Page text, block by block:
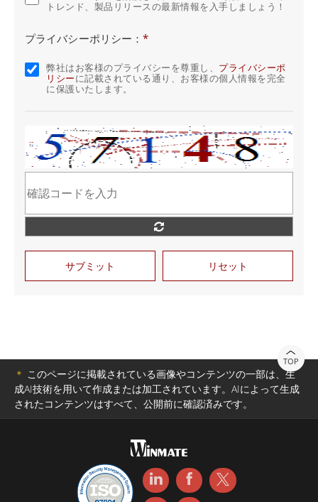
トレンド、製品リリースの最新情報を入手しましょう！
プライバシーポリシー：*
弊社はお客様のプライバシーを尊重し、 プライバシーポ
リシーに記載されている通り、お客様の個人情報を完全
に保護いたします。
サブミット リセット
TOP
＊ このページに掲載されている画像やコンテンツの一部は、生
成AI技術を用いて作成または加工されています。AIによって生成
されたコンテンツはすべて、公開前に確認済みです。